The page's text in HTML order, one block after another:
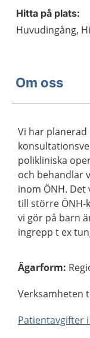
Hitta på plats:
Huvudingång,
Om oss
Vi har
polikliniska
och behandlar
inom ÖNH.
till större ÖNH-
vi gör på barn
ingrepp t ex
Ägarform:
Verksamheten
Patientavgifter